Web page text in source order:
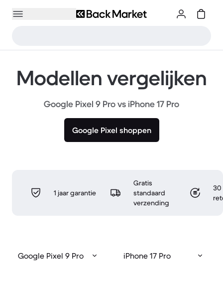
Modellen vergelijken
Google Pixel 9 Pro vs iPhone 17 Pro
Google Pixel shoppen
1 jaar garantie
Gratis
standaard
verzending
30
Google Pixel 9 Pro iPhone 17 Pro